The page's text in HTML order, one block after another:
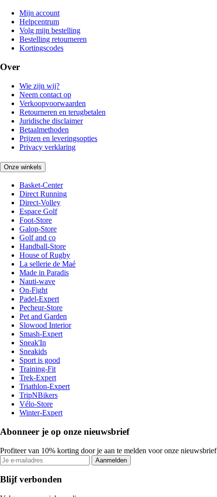
Mijn account
Helpcentrum
Volg mijn bestelling
Bestelling retourneren
Kortingscodes
Over
Wie zijn wij?
Neem contact op
Verkoopvoorwaarden
Retourneren en terugbetalen
Juridische disclaimer
Betaalmethoden
Prijzen en leveringsopties
Privacy verklaring
Onze winkels
Basket-Center
Direct Running
Direct-Volley
Espace Golf
Foot-Store
Galop-Store
Golf and co
Handball-Store
House of Rugby
La sellerie de Maé
Made in Paradis
Nauti-wave
On-Fight
Padel-Expert
Pecheur-Store
Pet and Garden
Slowood Interior
Smash-Expert
Sneak'In
Sneakids
Sport is good
Training-Fit
Trek-Expert
Triathlon-Expert
TripNBikers
Vélo-Store
Winter-Expert
Abonneer je op onze nieuwsbrief
Profiteer van 10% korting door je aan te melden voor onze nieuwsbrief
Aanmelden
Blijf verbonden